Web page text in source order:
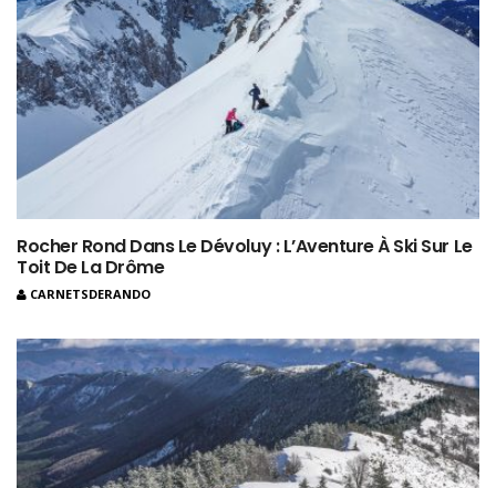
Rocher Rond Dans Le Dévoluy : L’Aventure À Ski Sur Le
Toit De La Drôme
CARNETSDERANDO